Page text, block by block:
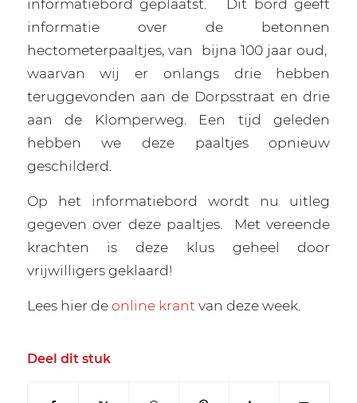
informatiebord geplaatst.
Dit bord geeft
informatie over de betonnen
hectometerpaaltjes, van
bijna 100 jaar oud,
waarvan wij er onlangs drie hebben
teruggevonden aan de Dorpsstraat en drie
aan de Klomperweg. Een tijd geleden
hebben we deze paaltjes opnieuw
geschilderd.
Op het informatiebord wordt nu uitleg
gegeven over deze paaltjes.
Met vereende
krachten is deze klus geheel door
vrijwilligers geklaard!
Lees hier deonline krant van deze week.
Deel dit stuk